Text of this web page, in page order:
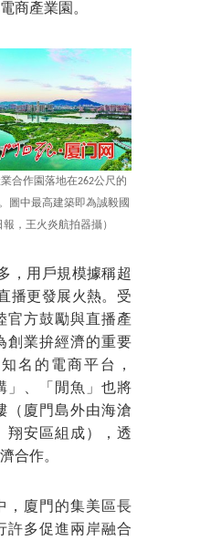
商產業園。
合作園落地在262公尺的
圖中最高建築即為誠毅國
，王火炎航拍器攝）
，用戶規模據稱超
播更發展火熱。受
官方鼓勵與直播產
創業拚經濟的重要
名的電商平台，
」、「閒魚」也將
（廈門島外由海滄
翔安區組成），透
合作。
，廈門的集美區長
許多促進兩岸融合